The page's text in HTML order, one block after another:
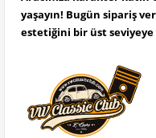
yaşayın! Bugün sipariş
estetiğini bir üst seviyeye